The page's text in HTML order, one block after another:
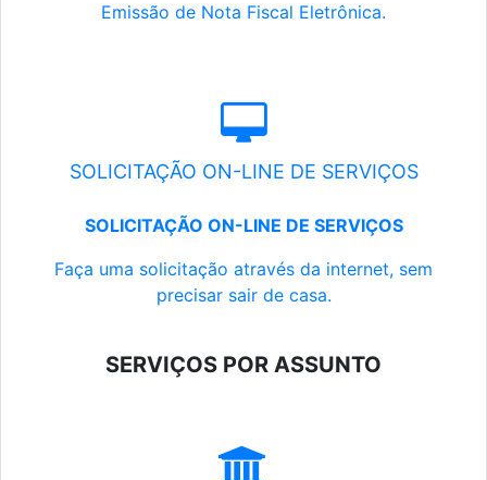
Emissão de Nota Fiscal Eletrônica.
SOLICITAÇÃO ON-LINE DE SERVIÇOS
SOLICITAÇÃO ON-LINE DE SERVIÇOS
Faça uma solicitação através da internet, sem
precisar sair de casa.
SERVIÇOS POR ASSUNTO